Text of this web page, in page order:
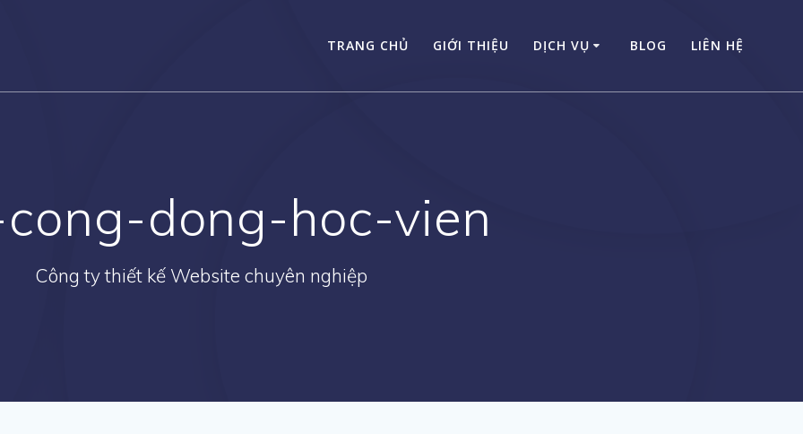
TRANG CHỦ GIỚI THIỆU DỊCH VỤ BLOG LIÊN HỆ
dong-hoc-vien
Công ty thiết kế Website chuyên nghiệp